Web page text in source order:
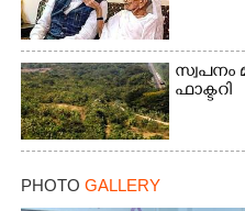
സ്വപനം
ഫാക്ടറി
PHOTO GALLERY